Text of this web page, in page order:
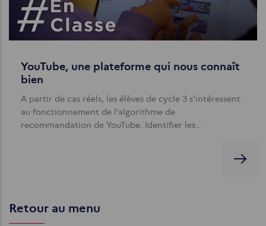
YouTube, une plateforme qui nous connaît
bien
A partir de cas réels, les élèves de cycle 3 s’intéressent
au fonctionnement de l’algorithme de
recommandation de YouTube. Identifier les…
Retour au menu